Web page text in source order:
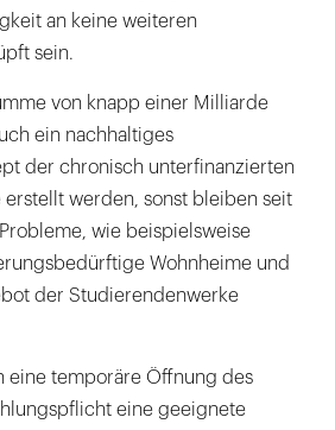
an keine weiteren
sein.
von knapp einer Milliarde
ein nachhaltiges
der chronisch unterfinanzierten
werden, sonst bleiben seit
wie beispielsweise
Wohnheime und
der Studierendenwerke
eine temporäre Öffnung des
eine geeignete